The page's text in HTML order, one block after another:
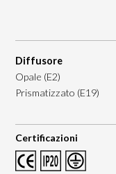
Diffusore
Opale (E2)
Prismatizzato (E19)
Certificazioni